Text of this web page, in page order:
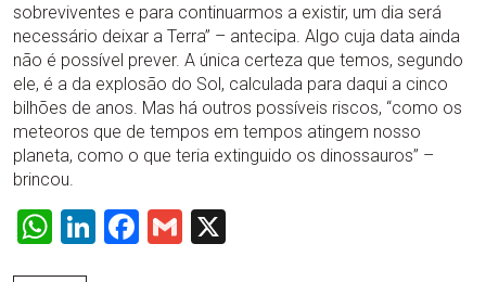
sobreviventes e para continuarmos a existir, um dia será
necessário deixar a Terra” – antecipa. Algo cuja data ainda
não é possível prever. A única certeza que temos, segundo
ele, é a da explosão do Sol, calculada para daqui a cinco
bilhões de anos. Mas há outros possíveis riscos, “como os
meteoros que de tempos em tempos atingem nosso
planeta, como o que teria extinguido os dinossauros” –
brincou.
WhatsApp
LinkedIn
Facebook
Gmail